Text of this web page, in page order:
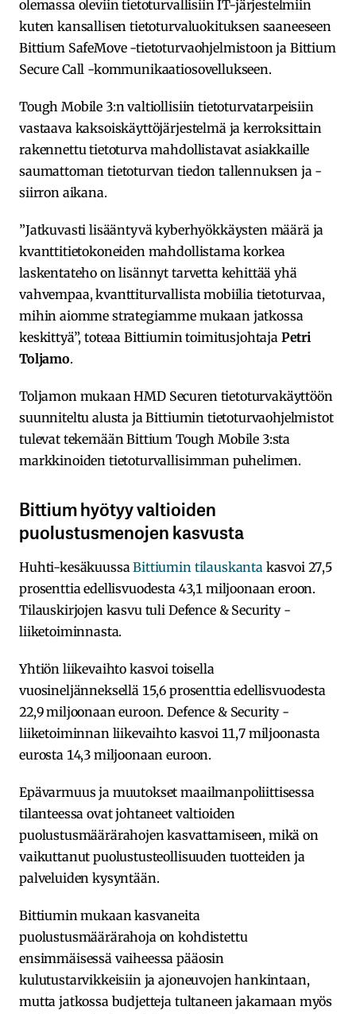
olemassa oleviin tietoturvallisiin IT-järjestelmiin
kuten kansallisen tietoturvaluokituksen saaneeseen
Bittium SafeMove -tietoturvaohjelmistoon ja Bittium
Secure Call -kommunikaatiosovellukseen.
Tough Mobile 3:n valtiollisiin tietoturvatarpeisiin
vastaava kaksoiskäyttöjärjestelmä ja kerroksittain
rakennettu tietoturva mahdollistavat asiakkaille
saumattoman tietoturvan tiedon tallennuksen ja -
siirron aikana.
”Jatkuvasti lisääntyvä kyberhyökkäysten määrä ja
kvanttitietokoneiden mahdollistama korkea
laskentateho on lisännyt tarvetta kehittää yhä
vahvempaa, kvanttiturvallista mobiilia tietoturvaa,
mihin aiomme strategiamme mukaan jatkossa
keskittyä”, toteaa Bittiumin toimitusjohtaja Petri
Toljamo.
Toljamon mukaan HMD Securen tietoturvakäyttöön
suunniteltu alusta ja Bittiumin tietoturvaohjelmistot
tulevat tekemään Bittium Tough Mobile 3:sta
markkinoiden tietoturvallisimman puhelimen.
Bittium hyötyy valtioiden
puolustusmenojen kasvusta
Huhti-kesäkuussaBittiumin tilauskantakasvoi 27,5
prosenttia edellisvuodesta 43,1 miljoonaan eroon.
Tilauskirjojen kasvu tuli Defence & Security -
liiketoiminnasta.
Yhtiön liikevaihto kasvoi toisella
vuosineljänneksellä 15,6 prosenttia edellisvuodesta
22,9 miljoonaan euroon. Defence & Security -
liiketoiminnan liikevaihto kasvoi 11,7 miljoonasta
eurosta 14,3 miljoonaan euroon.
Epävarmuus ja muutokset maailmanpoliittisessa
tilanteessa ovat johtaneet valtioiden
puolustusmäärärahojen kasvattamiseen, mikä on
vaikuttanut puolustusteollisuuden tuotteiden ja
palveluiden kysyntään.
Bittiumin mukaan kasvaneita
puolustusmäärärahoja on kohdistettu
ensimmäisessä vaiheessa pääosin
kulutustarvikkeisiin ja ajoneuvojen hankintaan,
mutta jatkossa budjetteja tultaneen jakamaan myös